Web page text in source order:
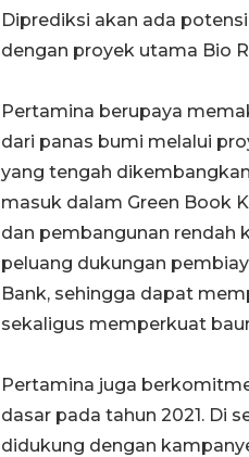
Diprediksi akan ada
dengan proyek utama Bio
Pertamina berupaya
dari panas bumi melalui
yang tengah
masuk dalam Green Book
dan pembangunan rendah
peluang dukungan
Bank, sehingga dapat
sekaligus memperkuat
Pertamina juga
dasar pada tahun 2021. Di
didukung dengan